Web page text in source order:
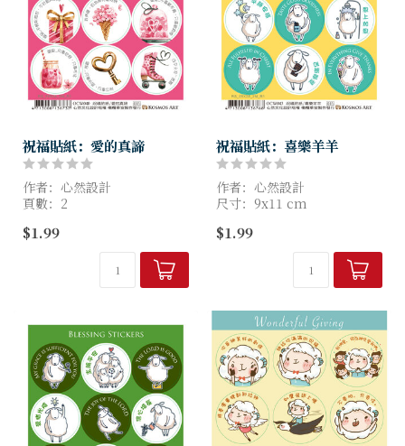
祝福貼紙：愛的真諦
作者：心然設計
頁數：2
$1.99
祝福貼紙：喜樂羊羊
作者：心然設計
尺寸：9x11 cm
$1.99